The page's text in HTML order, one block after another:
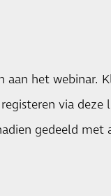
aan het webinar.
via deze
gedeeld met